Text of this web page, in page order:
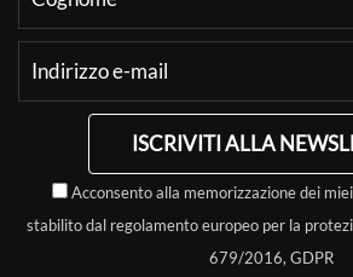
ISCRIVITI ALLA
Acconsento alla memorizzazione dei
stabilito dal regolamento europeo per la
679/2016, GDPR